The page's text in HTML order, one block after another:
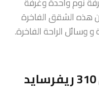
هذه الشقق الفاخرة
وسائل الراحة الفاخرة.
أبرز المعالم في شقق 310 ريفرسايد